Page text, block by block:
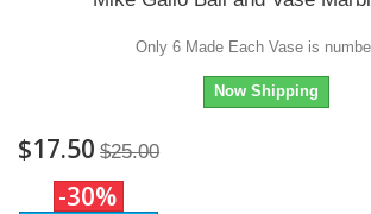
Only 6 Made Each Vase is
Now Shipping
$17.50 $25.00
-30%